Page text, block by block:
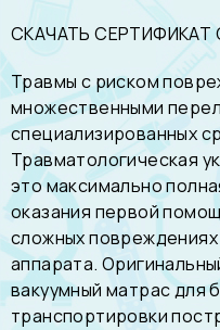
СКАЧАТЬ
Травмы с риском
множественными
специализированных
Травматологическая
это максимально
оказания первой
сложных
аппарата.
вакуумный матрас для
транспортировки